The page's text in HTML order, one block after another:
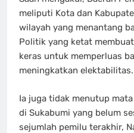
meliputi Kota dan
wilayah yang menantang
Politik yang ketat
keras untuk memperluas
meningkatkan elektabilitas.
Ia juga tidak menutup
di Sukabumi yang belum
sejumlah pemilu terakhir,